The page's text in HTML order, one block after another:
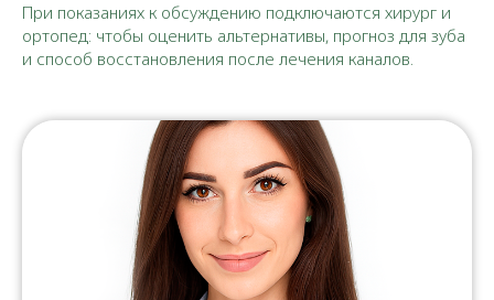
При показаниях к обсуждению подключаются хирург и
ортопед: чтобы оценить альтернативы, прогноз для зуба
и способ восстановления после лечения каналов.